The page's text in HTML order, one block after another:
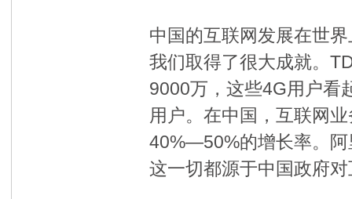
中国的互联网发展在世
我们取得了很大成就。
9000万，这些4G用户看
用户。在中国，互联网
40%—50%的增长率。阿
这一切都源于中国政府